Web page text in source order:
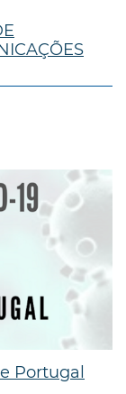
Portugal